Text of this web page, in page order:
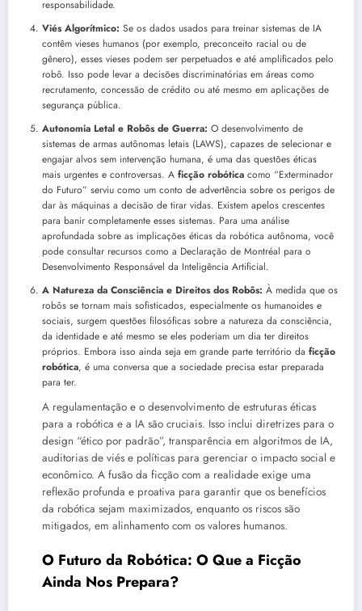
responsabilidade.
Viés Algorítmico: Se os dados usados para treinar sistemas de IA
contêm vieses humanos (por exemplo, preconceito racial ou de
gênero), esses vieses podem ser perpetuados e até amplificados pelo
robô. Isso pode levar a decisões discriminatórias em áreas como
recrutamento, concessão de crédito ou até mesmo em aplicações de
segurança pública.
Autonomia Letal e Robôs de Guerra: O desenvolvimento de
sistemas de armas autônomas letais (LAWS), capazes de selecionar e
engajar alvos sem intervenção humana, é uma das questões éticas
mais urgentes e controversas. A ficção robótica como “Exterminador
do Futuro” serviu como um conto de advertência sobre os perigos de
dar às máquinas a decisão de tirar vidas. Existem apelos crescentes
para banir completamente esses sistemas. Para uma análise
aprofundada sobre as implicações éticas da robótica autônoma, você
pode consultar recursos como a Declaração de Montréal para o
Desenvolvimento Responsável da Inteligência Artificial.
A Natureza da Consciência e Direitos dos Robôs: À medida que os
robôs se tornam mais sofisticados, especialmente os humanoides e
sociais, surgem questões filosóficas sobre a natureza da consciência,
da identidade e até mesmo se eles poderiam um dia ter direitos
próprios. Embora isso ainda seja em grande parte território da ficção
robótica, é uma conversa que a sociedade precisa estar preparada
para ter.
A regulamentação e o desenvolvimento de estruturas éticas
para a robótica e a IA são cruciais. Isso inclui diretrizes para o
design “ético por padrão”, transparência em algoritmos de IA,
auditorias de viés e políticas para gerenciar o impacto social e
econômico. A fusão da ficção com a realidade exige uma
reflexão profunda e proativa para garantir que os benefícios
da robótica sejam maximizados, enquanto os riscos são
mitigados, em alinhamento com os valores humanos.
O Futuro da Robótica: O Que a Ficção
Ainda Nos Prepara?